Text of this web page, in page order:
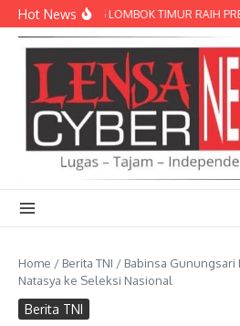
Lewati ke konten
Hot NewsPOLRES LOMBOK TIMUR RAIH
Home / Berita TNI / Babinsa Gunungsari
Natasya ke Seleksi Nasional
Berita TNI